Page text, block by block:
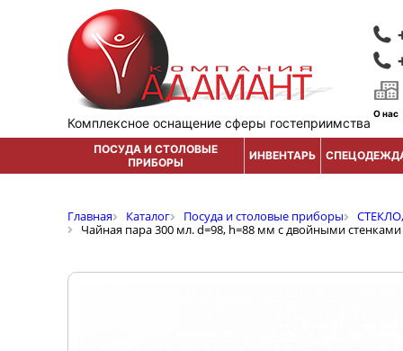
Комплексное оснащение сферы гостеприимства
О нас
ПОСУДА И СТОЛОВЫЕ
ПРИБОРЫ
ИНВЕНТАРЬ
Главная Каталог Посуда и столовые приборы
Чайная пара 300 мл. d=98, h=88 мм с двойными